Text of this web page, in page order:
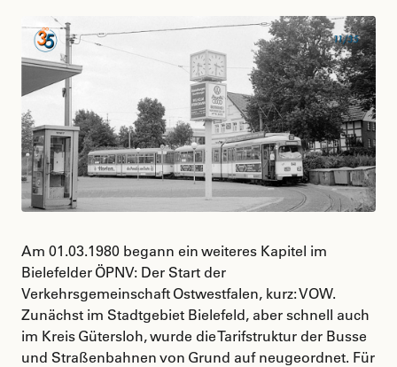
Am 01.03.1980 begann ein weiteres Kapitel im
Bielefelder ÖPNV: Der Start der
Verkehrsgemeinschaft Ostwestfalen, kurz: VOW.
Zunächst im Stadtgebiet Bielefeld, aber schnell auch
im Kreis Gütersloh, wurde die Tarifstruktur der Busse
und Straßenbahnen von Grund auf neugeordnet. Für